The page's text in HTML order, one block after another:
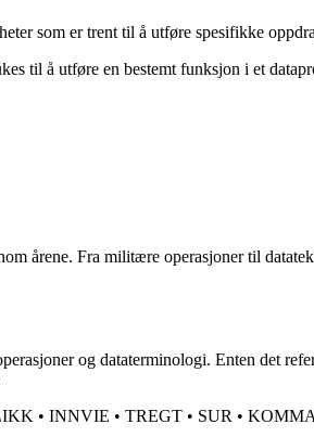
som er trent til å utføre spesifikke
til å utføre en bestemt funksjon i et
årene. Fra militære operasjoner til
og dataterminologi. Enten det
• INNVIE • TREGT • SUR •